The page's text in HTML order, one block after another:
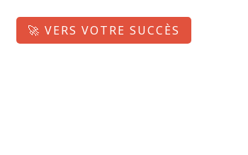
🚀 VERS VOTRE SUCCÈS